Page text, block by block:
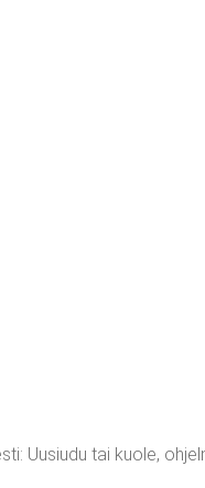
Uusiudu tai kuole,